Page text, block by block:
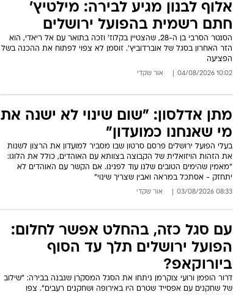
אלוף לבנון מגיע לבירה: מילטיץ'
חתם רשמית בהפועל ירושלים
הסנטר הסרבי בן ה-28, שהצטיין בקלוז' וזכה בתואר עם אל ריאדי, הוא
הזר האחרון בסגל של אוברדוביץ'. זוסמן לא צפוי לפתוח את ההכנה בשל
הפציעה
10:02 04/08/2026 אור שקדי
מתן אדלסון: "שום שינוי לא ישנה את
מי שאנחנו כמועדון"
בעלי הפועל ירושלים פרסם סרטון שבו מסביר למועדון את הרצון לשנות
את הזהות הויזואלית של הקבוצה בצוותא עם האוהדים, כולל את הלוגו:
"מאמין שהימים הטובים שלנו עוד לפנינו. אם הקשר עם האוהדים לא
יתחזק - אסתכל במראה ואבין שצריך שינוי"
08:33 03/08/2026 אור שקדי
עם סגל כזה, בהחלט אפשר לחלום:
הפועל ירושלים תלך עד הסוף
ביורוקאפ?
דרור הופמן ורועי צוקרמן ניתחו את הסגל המסקרן שנבנה בבירה: "שילוב
של שחקנים עם אפסייד שטרם היו באירופה ושחקנים רעבים". צפו